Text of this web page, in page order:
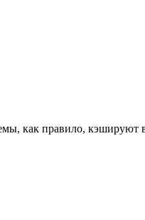
как правило, кэшируют